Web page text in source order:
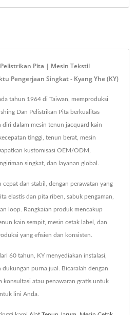
Pita | Mesin Tekstil
Pengerjaan Singkat - Kyang Yhe (KY)
tahun 1964 di Taiwan, memproduksi
Dan Pelistrikan Pita berkualitas
diri dalam mesin tenun jacquard kain
tinggi, tenun berat, mesin
kustomisasi OEM/ODM,
singkat, dan layanan global.
dan stabil, dengan perawatan yang
elastis dan pita riben, sabuk pengaman,
loop. Rangkaian produk mencakup
kain sempit, mesin cetak label, dan
yang efisien dan konsisten.
60 tahun, KY menyediakan instalasi,
dukungan purna jual. Bicaralah dengan
atau penawaran gratis untuk
lini Anda.